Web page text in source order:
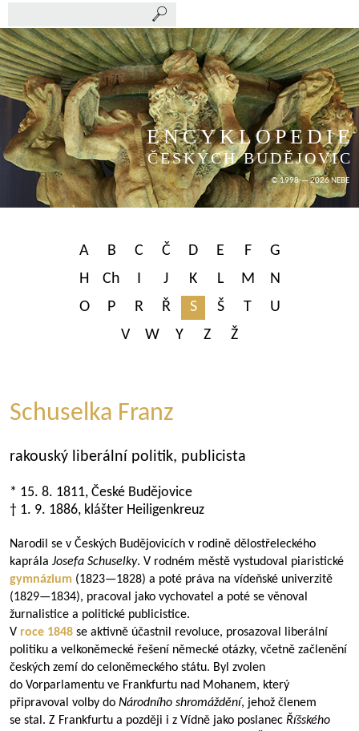
ENCYKLOPEDIE
ČESKÝCH BUDĚJOVIC
© 1998 — 2026 NEBE
A B C Č D E F
G
H
Ch I J K L M
N
O
P R Ř S Š T
U
V
W Y Z Ž
Schuselka Franz
rakouský liberální politik, publicista
* 15. 8. 1811, České Budějovice
† 1. 9. 1886, klášter Heiligenkreuz
Narodil se v Českých Budějovicích v rodině dělostřeleckého
kaprála Josefa Schuselky. V rodném městě vystudoval piaristické
gymnázium (1823—1828) a poté práva na vídeňské univerzitě
(1829—1834), pracoval jako vychovatel a poté se věnoval
žurnalistice a politické publicistice.
V roce 1848 se aktivně účastnil revoluce, prosazoval liberální
politiku a velkoněmecké řešení německé otázky, včetně začlenění
českých zemí do celoněmeckého státu. Byl zvolen
do Vorparlamentu ve Frankfurtu nad Mohanem, který
připravoval volby do Národního shromáždění, jehož členem
se stal. Z Frankfurtu a později i z Vídně jako poslanec Říšského